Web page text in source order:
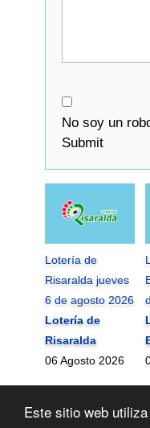
Este sitio web
No soy un
Submit
Lotería de
Risaralda jueves
6 de agosto 2026
Lotería de
Risaralda
06 Agosto 2026